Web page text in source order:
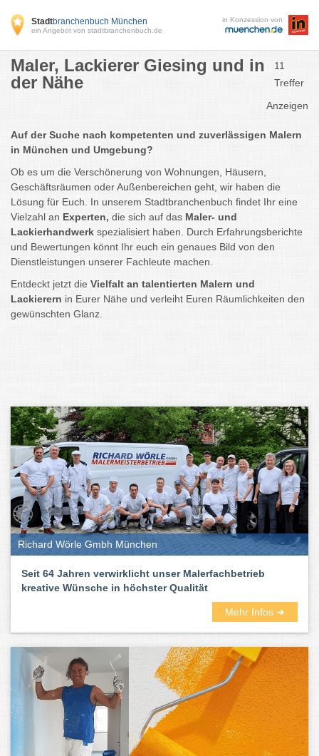
Stadtbranchenbuch München
ein Angebot von stadtbranchenbuch.de
in Konzession von
Maler, Lackierer Giesing und in
der Nähe
11
Treffer
Anzeigen
Auf der Suche nach kompetenten und zuverlässigen Malern
in München und Umgebung?
Ob es um die Verschönerung von Wohnungen, Häusern,
Geschäftsräumen oder Außenbereichen geht, wir haben die
Lösung für Euch. In unserem Stadtbranchenbuch findet Ihr eine
Vielzahl an Experten, die sich auf das Maler- und
Lackierhandwerk spezialisiert haben. Durch Erfahrungsberichte
und Bewertungen könnt Ihr euch ein genaues Bild von den
Dienstleistungen unserer Fachleute machen.
Entdeckt jetzt die Vielfalt an talentierten Malern und
Lackierern in Eurer Nähe und verleiht Euren Räumlichkeiten den
gewünschten Glanz.
Richard Wörle Gmbh München
Seit 64 Jahren verwirklicht unser Malerfachbetrieb
kreative Wünsche in höchster Qualität
Mehr Infos ➜